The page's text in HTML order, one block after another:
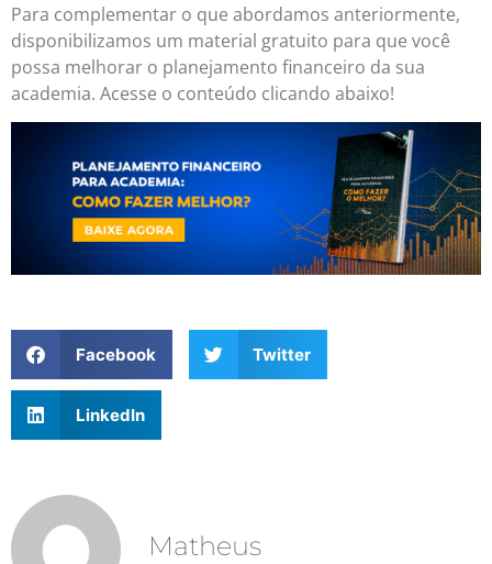
Para complementar o que abordamos anteriormente,
disponibilizamos um material gratuito para que você
possa melhorar o planejamento financeiro da sua
academia. Acesse o conteúdo clicando abaixo!
Facebook Twitter
LinkedIn
Matheus